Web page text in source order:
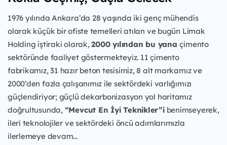
1976 yılında Ankara’da 28 yaşında iki genç mühendis
olarak küçük bir ofiste temelleri atılan ve bugün Limak
Holding iştiraki olarak,2000 yılından bu yanaçimento
sektöründe faaliyet göstermekteyiz. 11 çimento
fabrikamız, 31 hazır beton tesisimiz, 8 alt markamız ve
2000’den fazla çalışanımız ile sektördeki varlığımızı
güçlendiriyor; güçlü dekarbonizasyon yol haritamız
doğrultusunda, “Mevcut En İyi Teknikler”ibenimseyerek,
ileri teknolojiler ve sektördeki öncü adımlarımızla
ilerlemeye devam...